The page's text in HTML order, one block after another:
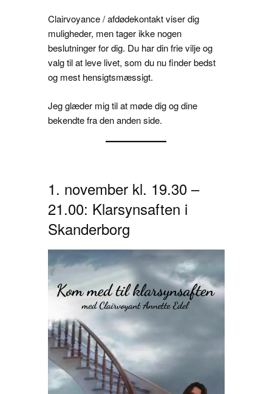
Clairvoyance / afdødekontakt viser dig
muligheder, men tager ikke nogen
beslutninger for dig. Du har din frie vilje og
valg til at leve livet, som du nu finder bedst
og mest hensigtsmæssigt.
Jeg glæder mig til at møde dig og dine
bekendte fra den anden side.
1. november kl. 19.30 –
21.00: Klarsynsaften i
Skanderborg